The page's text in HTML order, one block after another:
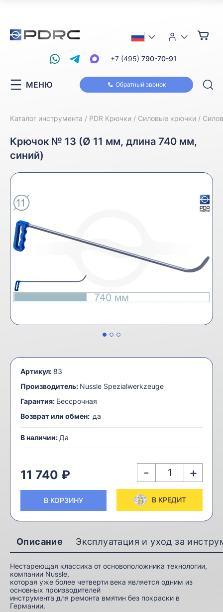
Обратный звонок
+7 (495) 790-70-91
МЕНЮ
Каталог инструмента PDR Крючки Силовые крючки
Крючок № 13 (Ø 11 мм, длина 740 мм,
синий)
Артикул: 83
Производитель: Nussle Spezialwerkzeuge
Гарантия: Бессрочная
Возврат или обмен: да
В наличии: Да
11 740 ₽ - +
В КОРЗИНУ В КРЕДИТ
Описание Эксплуатация и уход за
Нестареющая классика от основоположника технологии,
компании Nussle,
которая уже более четверти века является одним из
основных производителей
инструмента для ремонта вмятин без покраски в
Германии.